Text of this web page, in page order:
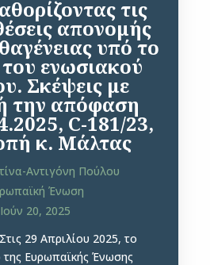
τις
απονομής
υπό το
ενωσιακού
Σκέψεις με
την απόφαση
C-181/23,
κ. Μάλτας
Αντιγόνη Πούλου
Ένωση
Ιούν 20, 2025
29 Απριλίου 2025, το
της Ευρωπαϊκής Ένωσης